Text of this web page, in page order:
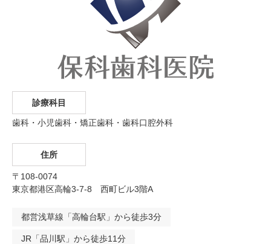
診療科目
歯科・小児歯科・矯正歯科・歯科口腔外科
住所
〒108-0074
東京都港区高輪3-7-8 西町ビル3階A
都営浅草線「高輪台駅」から徒歩3分
JR「品川駅」から徒歩11分